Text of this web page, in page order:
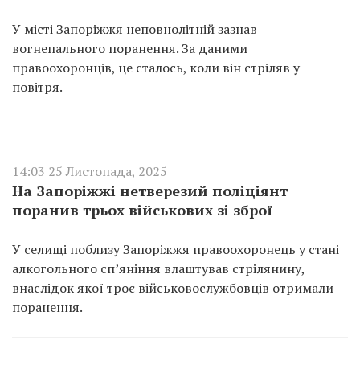
У місті Запоріжжя неповнолітній зазнав
вогнепального поранення. За даними
правоохоронців, це сталось, коли він стріляв у
повітря.
14:03 25 Листопада, 2025
На Запоріжжі нетверезий поліціянт
поранив трьох військових зі зброї
У селищі поблизу Запоріжжя правоохоронець у стані
алкогольного сп’яніння влаштував стрілянину,
внаслідок якої троє військовослужбовців отримали
поранення.